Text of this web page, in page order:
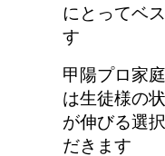
にとってベ
す
甲陽プロ家
は生徒様の
が伸びる選
だきます